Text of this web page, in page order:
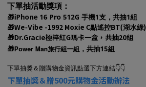
下單抽活動獎項：
🎁iPhone 16 Pro 512G 手機1支，共抽1組
🎁We-Vibe -1992 Moxie C點遙控BT(湖水綠)
🎁Dr.Gracie極粹紅G瑪卡一盒，共抽20組
🎁Power Man旅行組一組 ，共抽15組
下單抽獎＆贈購物金資訊點選下方連結👇👇
下單抽獎＆贈500元購物金活動辦法